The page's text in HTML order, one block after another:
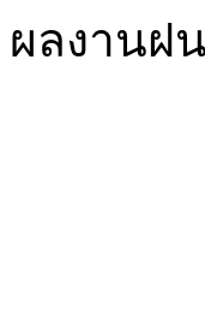
ผลงานฝ